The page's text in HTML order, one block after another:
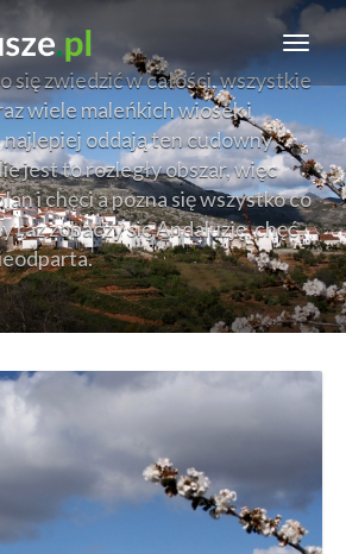
się zwiedzić w całości, wszystkie
wiele maleńkich wiosek i
oddają ten cudowny
jest to rozległy obszar, więc
i chęci a pozna się wszystko co
raz zobaczy się Andaluzję, chęć